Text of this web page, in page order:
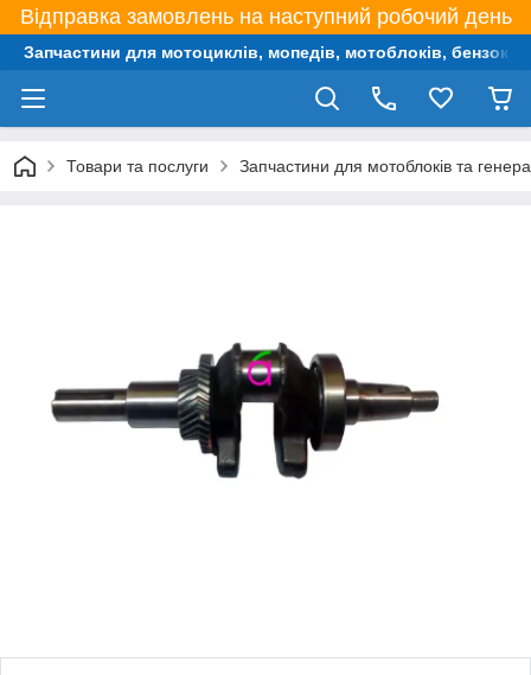
Відправка замовлень на наступний робочий день
Запчастини для мотоциклів, мопедів, мотоблоків,
Товари та послуги Запчастини для мотоблоків та